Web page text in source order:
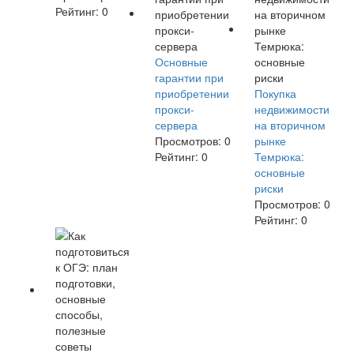
Рейтинг: 0
Основные
гарантии при
приобретении
прокси-
сервера
Просмотров: 0
Рейтинг: 0
Покупка
недвижимости
на вторичном
рынке
Темрюка:
основные
риски
Просмотров: 0
Рейтинг: 0